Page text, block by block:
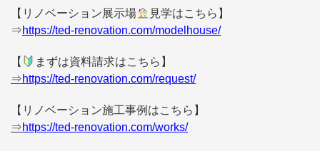
【リノベーション展示場
見学はこちら】
⇒https://ted-renovation.com/modelhouse/
【
まずは資料請求はこちら】
⇒https://ted-renovation.com/request/
【リノベーション施工事例はこちら】
⇒https://ted-renovation.com/works/